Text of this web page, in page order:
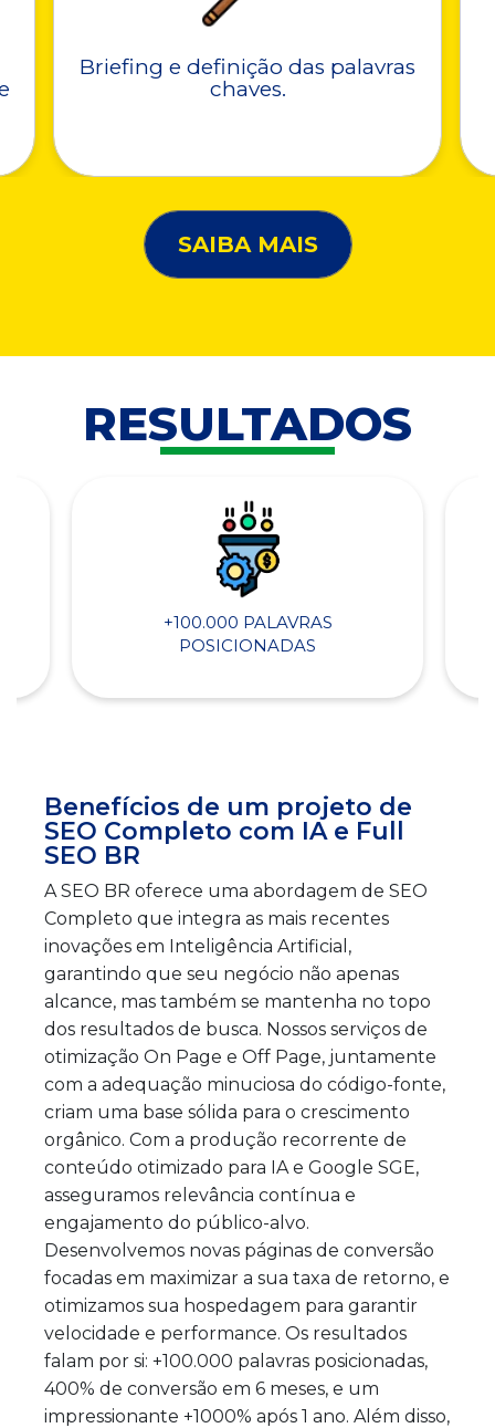
Briefing e definição das palavras
chaves.
SAIBA MAIS
RESULTADOS
+100.000 PALAVRAS
POSICIONADAS
Benefícios de um projeto de
SEO Completo com IA e Full
SEO BR
A SEO BR oferece uma abordagem de SEO
Completo que integra as mais recentes
inovações em Inteligência Artificial,
garantindo que seu negócio não apenas
alcance, mas também se mantenha no topo
dos resultados de busca. Nossos serviços de
otimização On Page e Off Page, juntamente
com a adequação minuciosa do código-fonte,
criam uma base sólida para o crescimento
orgânico. Com a produção recorrente de
conteúdo otimizado para IA e Google SGE,
asseguramos relevância contínua e
engajamento do público-alvo.
Desenvolvemos novas páginas de conversão
focadas em maximizar a sua taxa de retorno, e
otimizamos sua hospedagem para garantir
velocidade e performance. Os resultados
falam por si: +100.000 palavras posicionadas,
400% de conversão em 6 meses, e um
impressionante +1000% após 1 ano. Além disso,